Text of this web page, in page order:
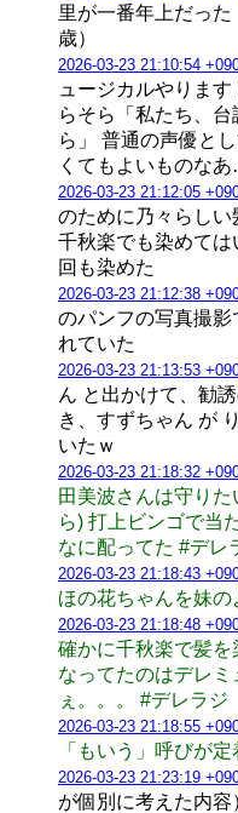
里が一番年上だっ
歳）
2026-03-23 21:10:54
ュージカルやりま
らそら「私たち、
ら」 普通の声優と
くてもよいものな
2026-03-23 21:12:05
のために乃々らし
千秋楽でも染めて
回も染めた
2026-03-23 21:12:38
のパンフの写真撮
れていた
2026-03-23 21:13:53
ん と出かけて、勧
き、すずちゃん が
いたｗ
2026-03-23 21:18:32
田美波さんは守り
ら) 打上ビンゴで当
なに配ってた #デレ
2026-03-23 21:18:43
ほの花ちゃんを妹
2026-03-23 21:18:48
確かに千秋楽で髪を
なってたのはデレ
ぇ。。。 #デレラジ
2026-03-23 21:18:55
「もいう」呼びが
2026-03-23 21:23:19
が個別に考えた内